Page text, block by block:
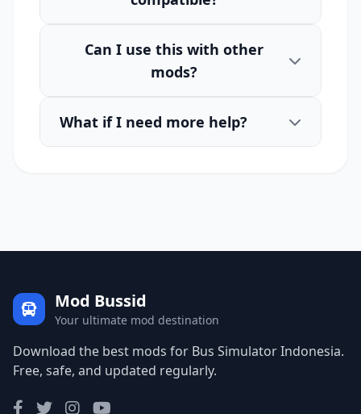
Can I use this with other
mods?
What if I need more help?
Mod Bussid
Your ultimate mod destination
Download the best mods for Bus Simulator Indonesia.
Free, safe, and updated regularly.